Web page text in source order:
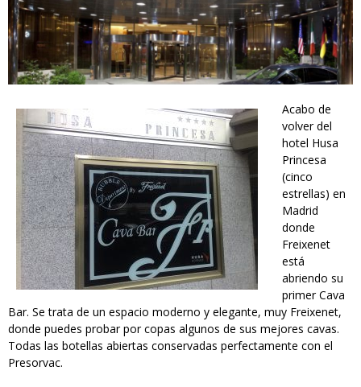
freixenet_bubble_department_-
_husa_princesa.jpg
Acabo de
volver del
hotel Husa
Princesa
(cinco
estrellas) en
Madrid
donde
Freixenet
está
abriendo su
primer Cava
Bar. Se trata de un espacio moderno y elegante, muy Freixenet,
donde puedes probar por copas algunos de sus mejores cavas.
Todas las botellas abiertas conservadas perfectamente con el
Presorvac.